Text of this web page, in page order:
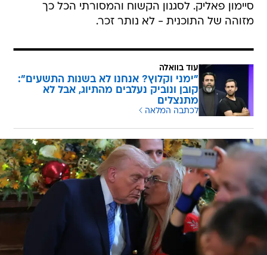
סיימון פאליק. לסגנון הקשוח והמסורתי הכל כך
מזוהה של התוכנית - לא נותר זכר.
עוד בוואלה
"ימני וקלוץ? אנחנו לא בשנות התשעים":
קובן ונוביק נעלבים מהתיוג, אבל לא
מתנצלים
לכתבה המלאה